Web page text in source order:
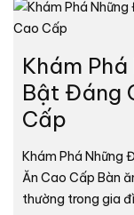
Khám
Bật Đáng
Cấp
Khám Phá Những
Ăn Cao Cấp Bàn
thường trong gia